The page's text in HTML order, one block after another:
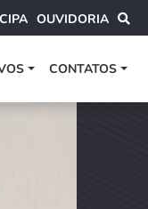
CIPA OUVIDORIA
CONTATOS